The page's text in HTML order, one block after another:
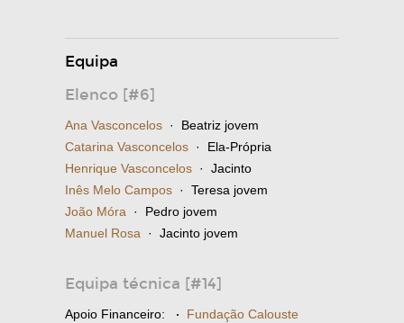
Equipa
Elenco [#6]
Ana Vasconcelos · Beatriz jovem
Catarina Vasconcelos · Ela-Própria
Henrique Vasconcelos · Jacinto
Inês Melo Campos · Teresa jovem
João Móra · Pedro jovem
Manuel Rosa · Jacinto jovem
Equipa técnica [#14]
Apoio Financeiro: · Fundação Calouste